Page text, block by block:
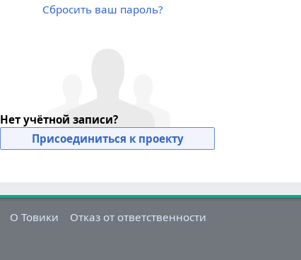
Сбросить ваш пароль?
Нет учётной записи?
Присоединиться к проекту
О Товики Отказ от ответственности